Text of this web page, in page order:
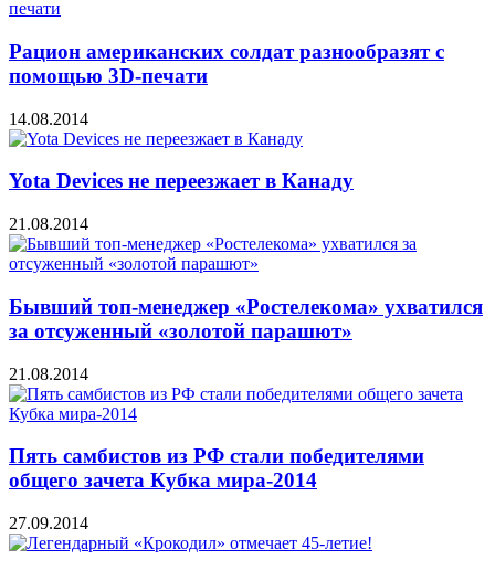
Рацион американских солдат разнообразят с
помощью 3D-печати
14.08.2014
Yota Devices не переезжает в Канаду
21.08.2014
Бывший топ-менеджер «Ростелекома» ухватился
за отсуженный «золотой парашют»
21.08.2014
Пять самбистов из РФ стали победителями
общего зачета Кубка мира-2014
27.09.2014